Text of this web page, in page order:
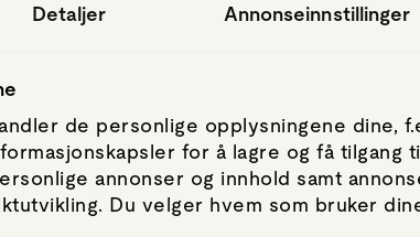
Detaljer Annonseinnstillinger
de personlige opplysningene dine,
for å lagre og få tilgang
annonser og innhold samt
Du velger hvem som bruker